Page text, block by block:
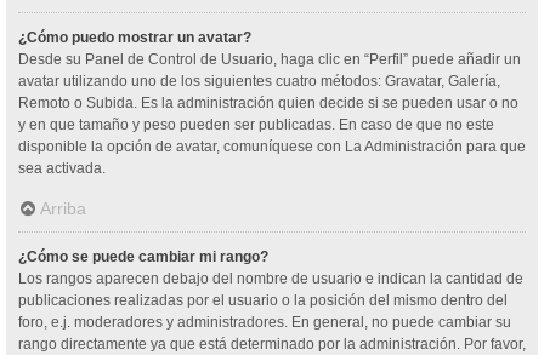
¿Cómo puedo mostrar un avatar?
Desde su Panel de Control de Usuario, haga clic en “Perfil” puede añadir un
avatar utilizando uno de los siguientes cuatro métodos: Gravatar, Galería,
Remoto o Subida. Es la administración quien decide si se pueden usar o no
y en que tamaño y peso pueden ser publicadas. En caso de que no este
disponible la opción de avatar, comuníquese con La Administración para que
sea activada.
Arriba
¿Cómo se puede cambiar mi rango?
Los rangos aparecen debajo del nombre de usuario e indican la cantidad de
publicaciones realizadas por el usuario o la posición del mismo dentro del
foro, e.j. moderadores y administradores. En general, no puede cambiar su
rango directamente ya que está determinado por la administración. Por favor,